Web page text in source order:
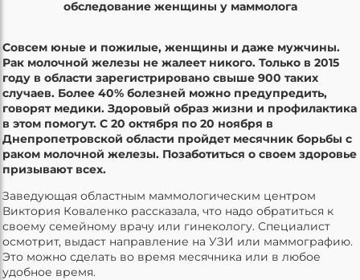
обследование женщины у маммолога
Совсем юные и пожилые, женщины и даже мужчины.
Рак молочной железы не жалеет никого. Только в 2015
году в области зарегистрировано свыше 900 таких
случаев. Более 40% болезней можно предупредить,
говорят медики. Здоровый образ жизни и профилактика
в этом помогут. С 20 октября по 20 ноября в
Днепропетровской области пройдет месячник борьбы с
раком молочной железы. Позаботиться о своем здоровье
призывают всех.
Заведующая областным маммологическим центром
Виктория Коваленко рассказала, что надо обратиться к
своему семейному врачу или гинекологу. Специалист
осмотрит, выдаст направление на УЗИ или маммографию.
Это можно сделать во время месячника или в любое
удобное время.